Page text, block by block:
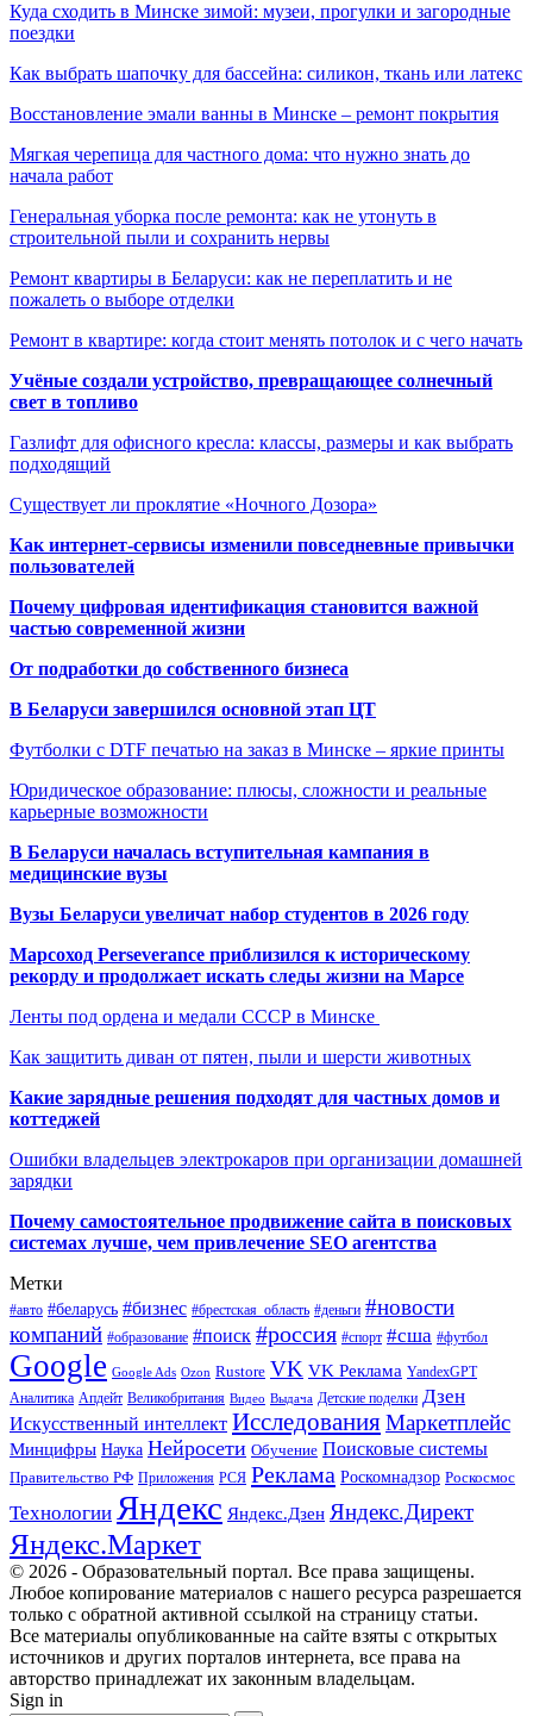
Куда сходить в Минске зимой: музеи, прогулки и загородные
поездки
Как выбрать шапочку для бассейна: силикон, ткань или латекс
Восстановление эмали ванны в Минске – ремонт покрытия
Мягкая черепица для частного дома: что нужно знать до
начала работ
Генеральная уборка после ремонта: как не утонуть в
строительной пыли и сохранить нервы
Ремонт квартиры в Беларуси: как не переплатить и не
пожалеть о выборе отделки
Ремонт в квартире: когда стоит менять потолок и с чего начать
Учёные создали устройство, превращающее солнечный
свет в топливо
Газлифт для офисного кресла: классы, размеры и как выбрать
подходящий
Существует ли проклятие «Ночного Дозора»
Как интернет-сервисы изменили повседневные привычки
пользователей
Почему цифровая идентификация становится важной
частью современной жизни
От подработки до собственного бизнеса
В Беларуси завершился основной этап ЦТ
Футболки с DTF печатью на заказ в Минске – яркие принты
Юридическое образование: плюсы, сложности и реальные
карьерные возможности
В Беларуси началась вступительная кампания в
медицинские вузы
Вузы Беларуси увеличат набор студентов в 2026 году
Марсоход Perseverance приблизился к историческому
рекорду и продолжает искать следы жизни на Марсе
Ленты под ордена и медали СССР в Минске
Как защитить диван от пятен, пыли и шерсти животных
Какие зарядные решения подходят для частных домов и
коттеджей
Ошибки владельцев электрокаров при организации домашней
зарядки
Почему самостоятельное продвижение сайта в поисковых
системах лучше, чем привлечение SEO агентства
Метки
#авто #беларусь #бизнес #брестская_область #деньги #новости
компаний #образование #поиск #россия #спорт #сша #футбол
Google Google Ads Ozon Rustore VK VK Реклама YandexGPT
Аналитика Апдейт Великобритания Видео Выдача Детские поделки Дзен
Искусственный интеллект ИсследованияМаркетплейс
Минцифры Наука Нейросети Обучение Поисковые системы
Правительство РФ Приложения РСЯ Реклама Роскомнадзор Роскосмос
Технологии Яндекс Яндекс.Дзен Яндекс.Директ
Яндекс.Маркет
© 2026 - Образовательный портал. Все права защищены.
Любое копирование материалов с нашего ресурса разрешается
только с обратной активной ссылкой на страницу статьи.
Все материалы опубликованные на сайте взяты с открытых
источников и других порталов интернета, все права на
авторство принадлежат их законным владельцам.
Sign in